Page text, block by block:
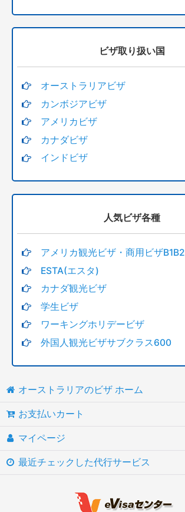
ビザ取り扱い国
オーストラリアビザ
カンボジアビザ
アメリカビザ
カナダビザ
インドビザ
人気ビザ各種
アメリカ観光ビザ・商用ビザB1B2
ESTA(エスタ)
カナダ観光ビザ
学生ビザ
ワーキングホリデービザ
外国人観光ビザサブクラス600
オーストラリアのビザ ホーム
お支払いカート
マイページ
最近チェックした代行サービス